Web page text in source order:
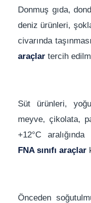
Donmuş gıda,
deniz ürünleri,
civarında
araçlar tercih
Süt ürünleri,
meyve, çikolata,
+12°C
FNA sınıfı araçlar
Önceden